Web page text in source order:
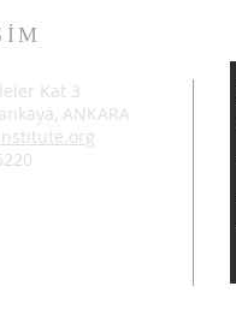
Kat 3
ANKARA